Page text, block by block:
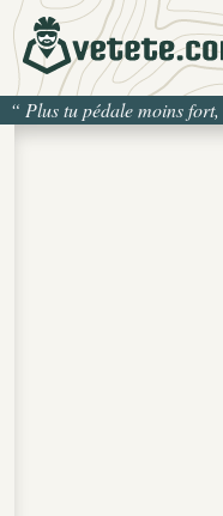
“ Plus tu pédale moins